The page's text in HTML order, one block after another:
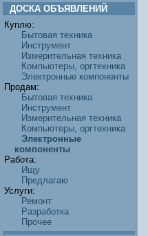
ДОСКА ОБЪЯВЛЕНИЙ
Куплю:
Бытовая техника
Инструмент
Измерительная техника
Компьютеры, оргтехника
Электронные компоненты
Продам:
Бытовая техника
Инструмент
Измерительная техника
Компьютеры, оргтехника
Электронные
компоненты
Работа:
Ищу
Предлагаю
Услуги:
Ремонт
Разработка
Прочее